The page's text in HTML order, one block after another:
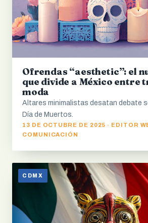
Ofrendas “aesthetic”: el
que divide a México entre
moda
Altares minimalistas desatan debate
Día de Muertos.
13 DE OCTUBRE DE 2025 · EDITOR
COMUNICACIÓN
CDMX